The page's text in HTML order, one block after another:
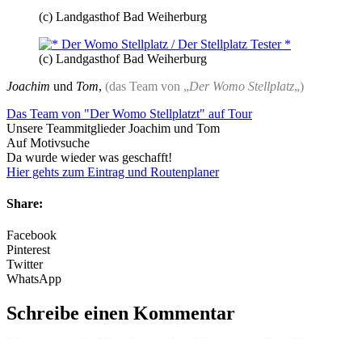
(c) Landgasthof Bad Weiherburg
(c) Landgasthof Bad Weiherburg
Joachim und Tom, (das Team von „Der Womo Stellplatz„)
Das Team von "Der Womo Stellplatzt" auf Tour
Unsere Teammitglieder Joachim und Tom
Auf Motivsuche
Da wurde wieder was geschafft!
Hier gehts zum Eintrag und Routenplaner
Share:
Facebook
Pinterest
Twitter
WhatsApp
Schreibe einen Kommentar